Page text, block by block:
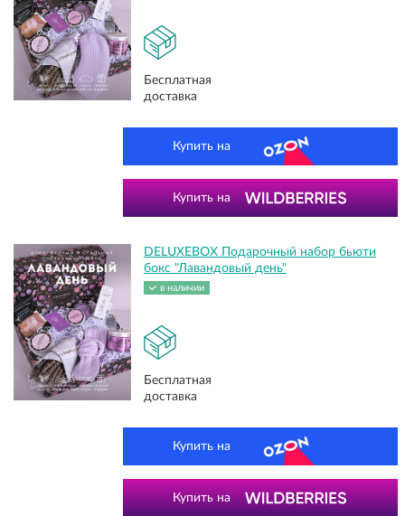
Бесплатная
доставка
Купить на
Купить на
DELUXEBOX Подарочный набор бьюти
бокс "Лавандовый день"
в наличии
Бесплатная
доставка
Купить на
Купить на